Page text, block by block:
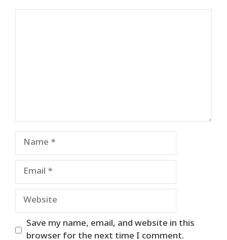
Name
Email
Website
Save my name, email, and website in this
browser for the next time I comment.